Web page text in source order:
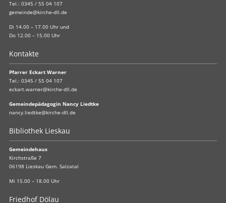
Tel.: 0345 / 55 04 107
gemeinde@kirche-dll.de
Di 14.00 – 17.00 Uhr und
Do 12.00 – 15.00 Uhr
Kontakte
Pfarrer Eckart Warner
Tel.: 0345 / 55 04 107
eckart.warner@kirche-dll.de
Gemeindepädagogin Nancy Liedtke
nancy.liedtke@kirche-dll.de
Bibliothek Lieskau
Gemeindehaus
Kirchstraße 7
06198 Lieskau Gem. Salzatal
Mi 15.00 – 18.00 Uhr
Friedhof Dölau